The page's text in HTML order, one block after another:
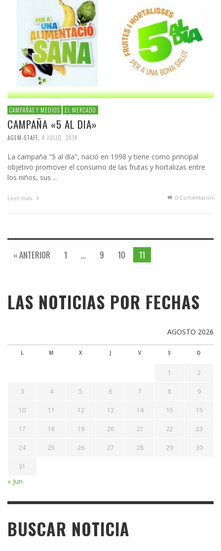
CAMPAÑAS Y MEDIOS EL MERCADO
CAMPAÑA «5 AL DIA»
AGEM-STAFF 4 JULIO, 2014
La campaña "5 al día", nació en 1998 y tiene como principal
objetivo promover el consumo de las frutas y hortalizas entre
los niños, sus ...
Leer más 0 Comentarios
« ANTERIOR 1 … 9 10 11
LAS NOTICIAS POR FECHAS
AGOSTO 2026
L M X J V S D
1 2
3 4 5 6 7 8 9
10 11 12 13 14 15 16
17 18 19 20 21 22 23
24 25 26 27 28 29 30
31
« Jun
BUSCAR NOTICIA